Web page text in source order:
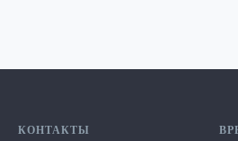
КОНТАКТЫ